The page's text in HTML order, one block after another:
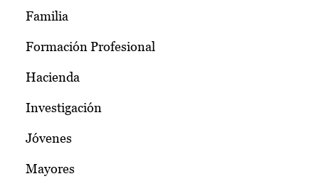
Familia
Formación Profesional
Hacienda
Investigación
Jóvenes
Mayores